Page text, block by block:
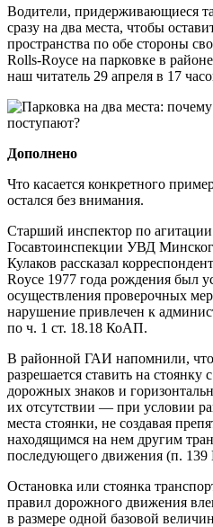
Водители, придерживающиеся
сразу на два места, чтобы
пространства по обе стороны
Rolls-Royce на парковке в
наш читатель 29 апреля в 17
Дополнено
Что касается конкретного
остался без внимания.
Старший инспектор по
Госавтоинспекции УВД
Кулаков рассказал
Royce 1977 года рождения был
осуществления проверочных
нарушение привлечен к
по ч. 1 ст. 18.18 КоАП.
В районной ГАИ напомнили, что
разрешается ставить на
дорожных знаков и
их отсутствии — при условии
места стоянки, не создавая
находящимся на нем другим
последующего движения (п.
Остановка или стоянка
правил дорожного движения
в размере одной базовой